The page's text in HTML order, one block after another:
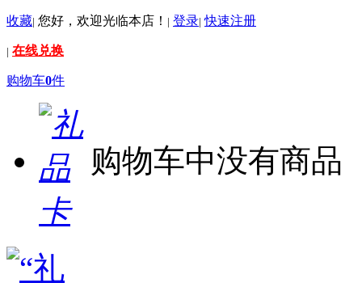
收藏| 您好，欢迎光临本店！ | 登录| 快速注册
| 在线兑换
购物车0件
购物车中没有商品